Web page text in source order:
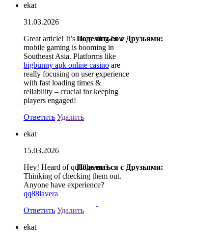
ekat
31.03.2026
Поделиться с Друзьями:
Great article! It’s interesting how
mobile gaming is booming in
Southeast Asia. Platforms like
bigbunny apk online casino are
really focusing on user experience
with fast loading times &
reliability – crucial for keeping
players engaged!
Ответить Удалить
ekat
15.03.2026
Поделиться с Друзьями:
Hey! Heard of qq88lavera?
Thinking of checking them out.
Anyone have experience?
qq88lavera
Ответить Удалить
ekat